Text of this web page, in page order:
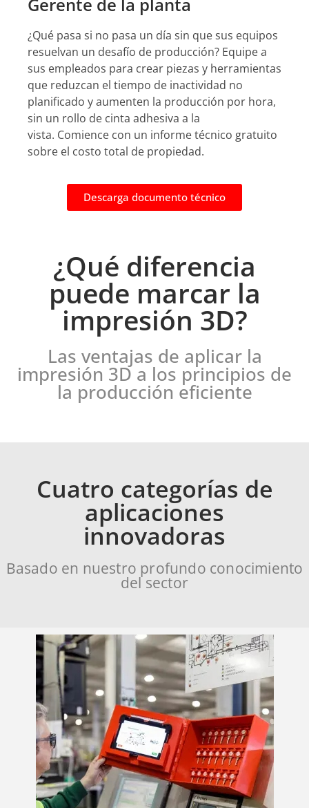
Gerente de la planta
¿Qué pasa si no pasa un día sin que sus equipos
resuelvan un desafío de producción? Equipe a
sus empleados para crear piezas y herramientas
que reduzcan el tiempo de inactividad no
planificado y aumenten la producción por hora,
sin un rollo de cinta adhesiva a la
vista. Comience con un informe técnico gratuito
sobre el costo total de propiedad.
Descarga documento técnico
¿Qué diferencia
puede marcar la
impresión 3D?
Las ventajas de aplicar la
impresión 3D a los principios de
la producción eficiente
Cuatro categorías de
aplicaciones
innovadoras
Basado en nuestro profundo conocimiento
del sector